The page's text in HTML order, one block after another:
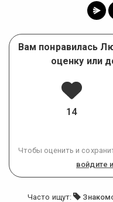
Вам понравилась
оценку или
14
Чтобы оценить и
войдите
Часто ищут: